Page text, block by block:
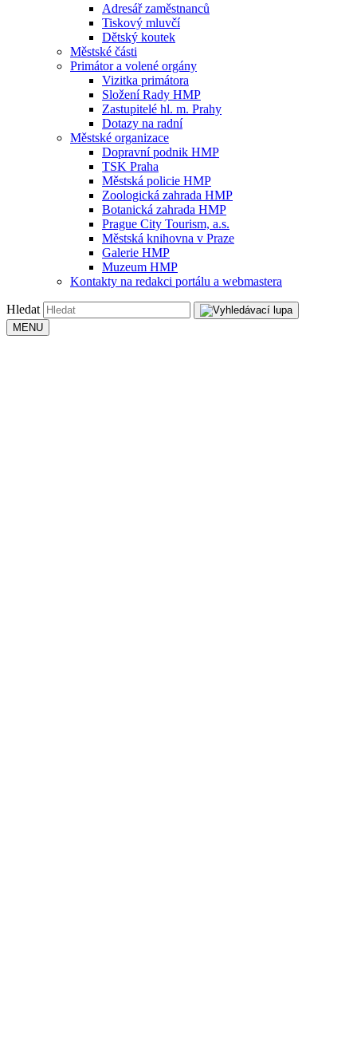
Adresář zaměstnanců
Tiskový mluvčí
Dětský koutek
Městské části
Primátor a volené orgány
Vizitka primátora
Složení Rady HMP
Zastupitelé hl. m. Prahy
Dotazy na radní
Městské organizace
Dopravní podnik HMP
TSK Praha
Městská policie HMP
Zoologická zahrada HMP
Botanická zahrada HMP
Prague City Tourism, a.s.
Městská knihovna v Praze
Galerie HMP
Muzeum HMP
Kontakty na redakci portálu a webmastera
Hledat
MENU